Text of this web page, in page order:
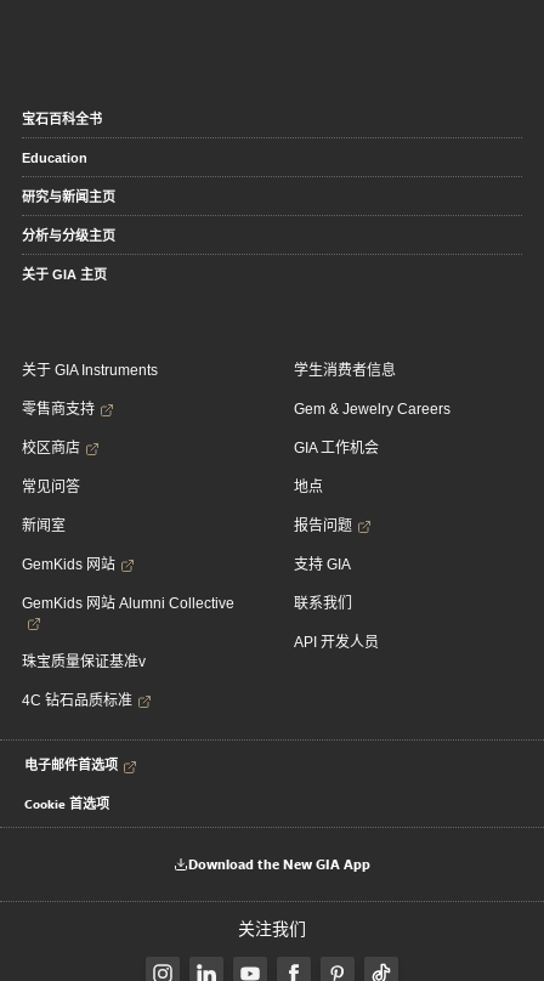
宝石百科全书
Education
研究与新闻主页
分析与分级主页
关于 GIA 主页
关于 GIA Instruments
零售商支持
校区商店
常见问答
新闻室
GemKids 网站
GemKids 网站 Alumni Collective
珠宝质量保证基准v
4C 钻石品质标准
学生消费者信息
Gem & Jewelry Careers
GIA 工作机会
地点
报告问题
支持 GIA
联系我们
API 开发人员
电子邮件首选项
Cookie 首选项
Download the New GIA App
关注我们